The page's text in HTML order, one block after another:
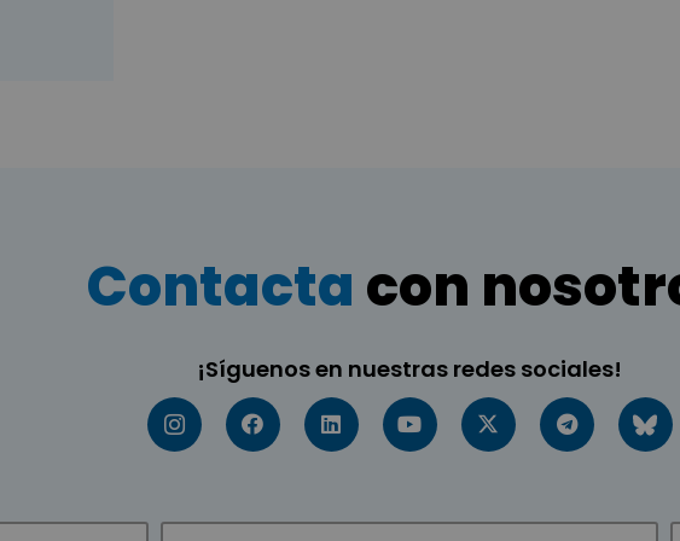
Contacta con
¡Síguenos en nuestras redes sociales!